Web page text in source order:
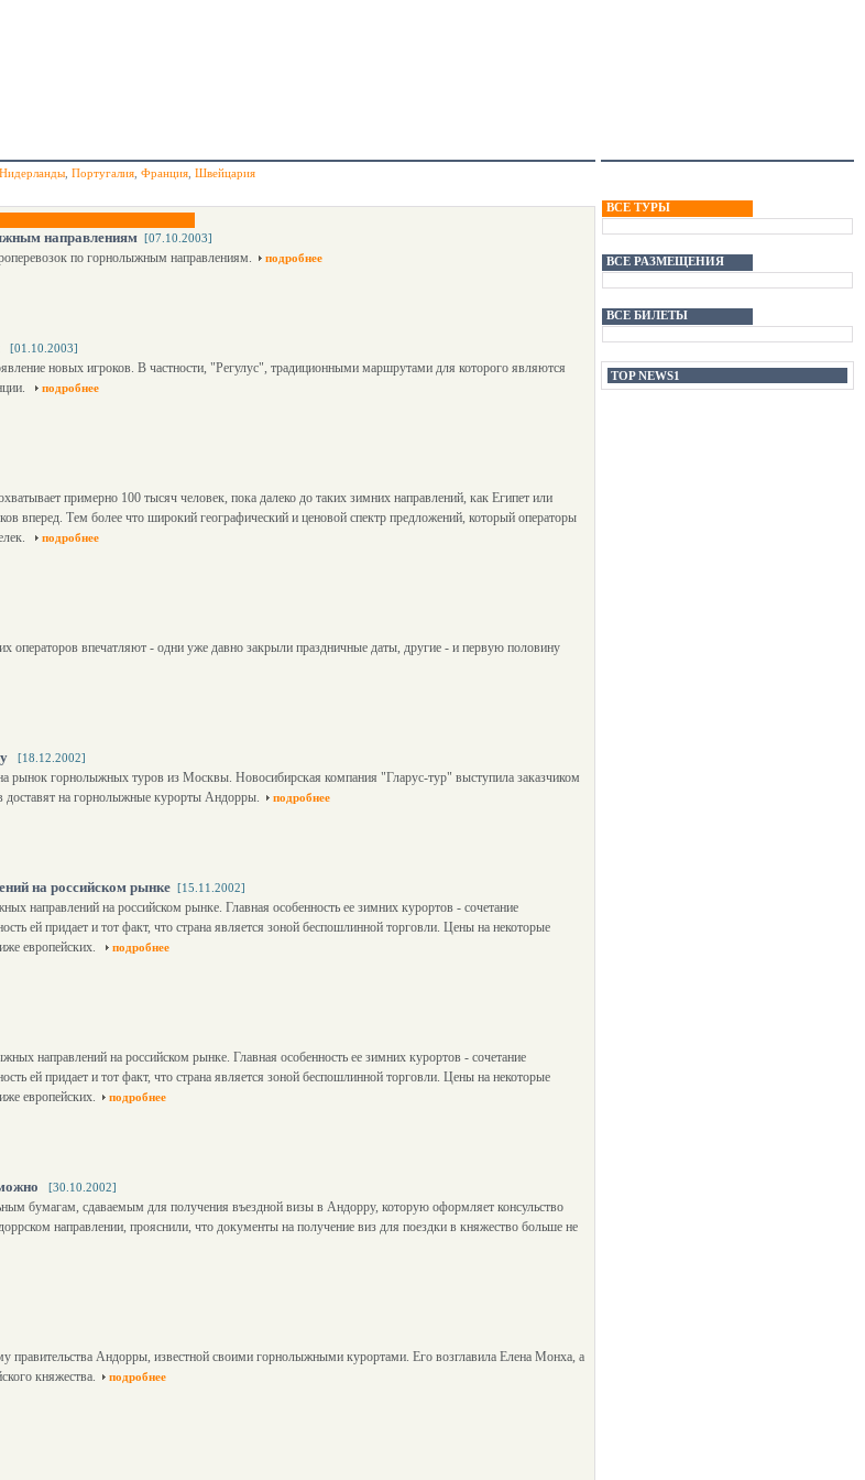
Нидерланды Португалия Франция Швейцария
направлениям [07.10.2003]
по горнолыжным направлениям. подробнее
[01.10.2003]
новых игроков. В частности, "Регулус", традиционными маршрутами для которого являются
подробнее
примерно 100 тысяч человек, пока далеко до таких зимних направлений, как Египет или
вперед. Тем более что широкий географический и ценовой спектр предложений, который операторы
подробнее
операторов впечатляют - одни уже давно закрыли праздничные даты, другие - и первую половину
[18.12.2002]
рынок горнолыжных туров из Москвы. Новосибирская компания "Гларус-тур" выступила заказчиком
доставят на горнолыжные курорты Андорры.
подробнее
на российском рынке [15.11.2002]
направлений на российском рынке. Главная особенность ее зимних курортов - сочетание
ей придает и тот факт, что страна является зоной беспошлинной торговли. Цены на некоторые
европейских.
подробнее
направлений на российском рынке. Главная особенность ее зимних курортов - сочетание
ей придает и тот факт, что страна является зоной беспошлинной торговли. Цены на некоторые
европейских.
подробнее
[30.10.2002]
бумагам, сдаваемым для получения въездной визы в Андорру, которую оформляет консульство
направлении, прояснили, что документы на получение виз для поездки в княжество больше не
правительства Андорры, известной своими горнолыжными курортами. Его возглавила Елена Монха, а
княжества.
подробнее
ВСЕ ТУРЫ
ВСЕ РАЗМЕЩЕНИЯ
ВСЕ БИЛЕТЫ
TOP NEWS1